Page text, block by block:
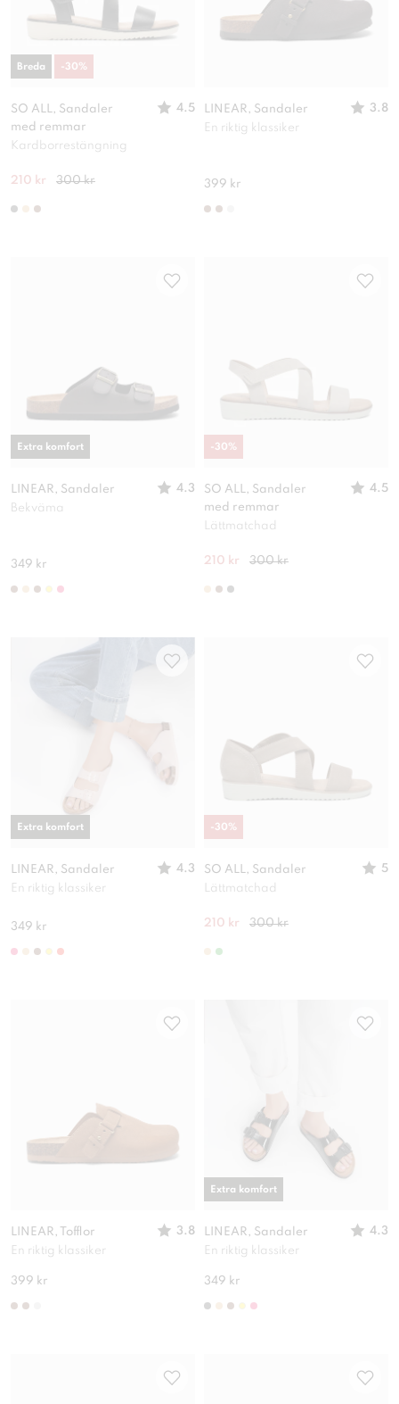
SO ALL, Sandaler
med remmar
4.5
Kardborrestängning
210 kr 300 kr
Breda -30%
LINEAR, Sandaler
3.8
En riktig klassiker
399 kr
LINEAR, Sandaler
4.3
Bekväma
349 kr
Extra komfort
SO ALL, Sandaler
med remmar
4.5
Lättmatchad
210 kr 300 kr
-30%
LINEAR, Sandaler
4.3
En riktig klassiker
349 kr
Extra komfort
SO ALL, Sandaler
5
Lättmatchad
210 kr 300 kr
-30%
LINEAR, Tofflor
3.8
En riktig klassiker
399 kr
LINEAR, Sandaler
4.3
En riktig klassiker
349 kr
Extra komfort